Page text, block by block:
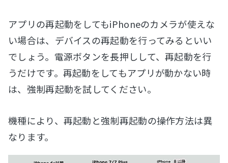
アプリの再起動をしてもiPhoneのカメラが使えな
い場合は、デバイスの再起動を行ってみるといい
でしょう。電源ボタンを長押しして、再起動を行
うだけです。再起動をしてもアプリが動かない時
は、強制再起動を試してください。
機種により、再起動と強制再起動の操作方法は異
なります。